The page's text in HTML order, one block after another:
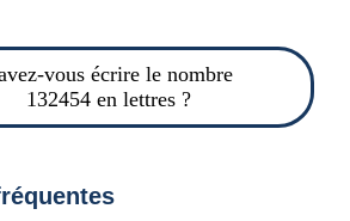
vous écrire le nombre
132454 en lettres ?